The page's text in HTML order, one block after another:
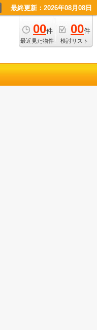
最終更新：2026年08月08日
00件
最近見た物件
00件
検討リスト